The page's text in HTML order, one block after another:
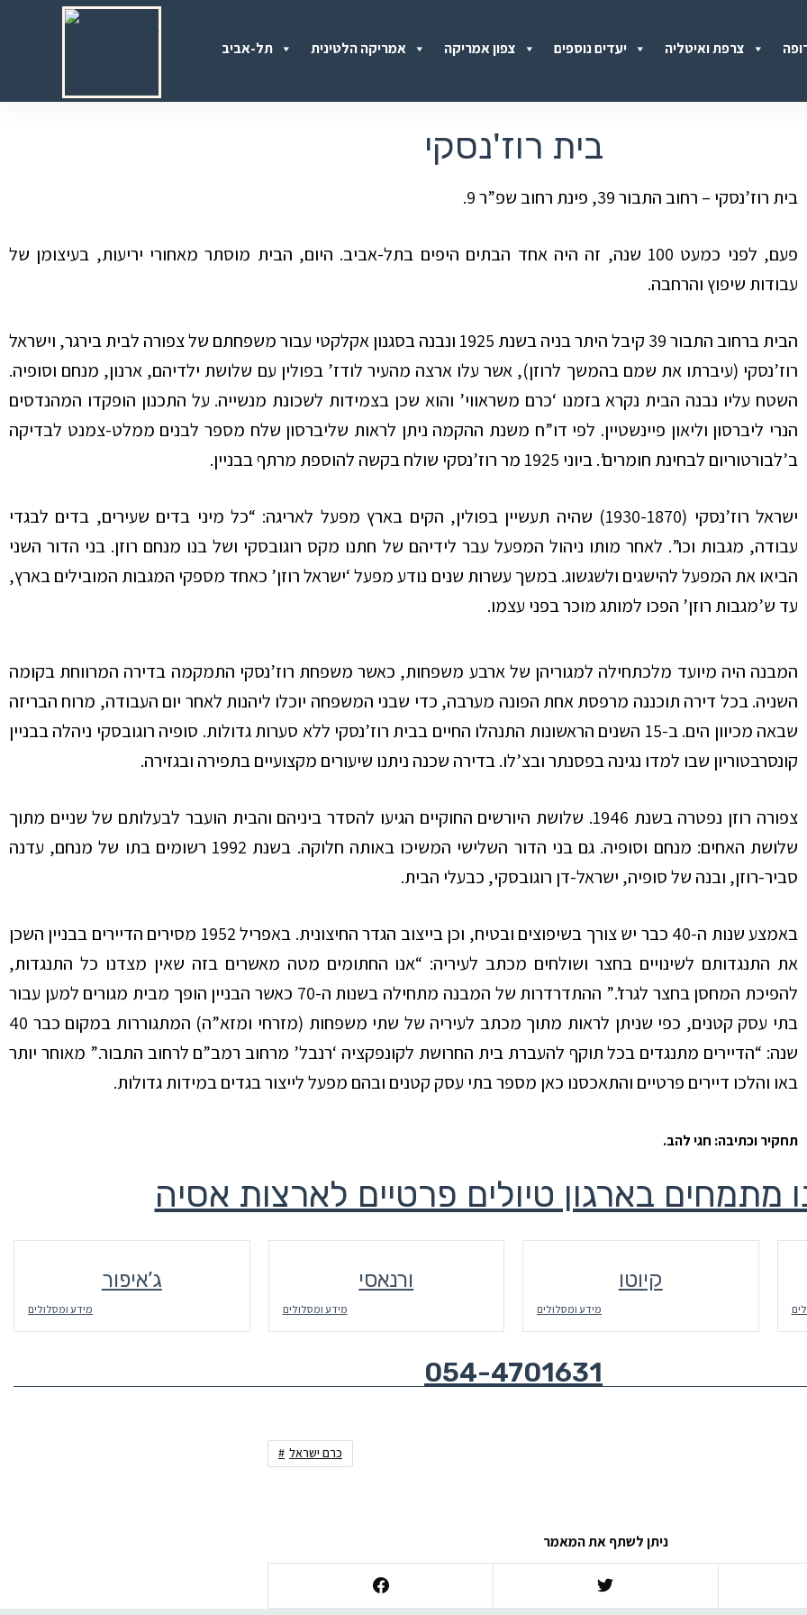
n
n
t
תל-אביב אמריקה הלטינית צפון אמריקה יעדים נוספים צרפת ואיטליה
בית רוז'נסקי
בית רוז’נסקי – רחוב התבור 39, פינת רחוב שפ”ר 9.
פעם, לפני כמעט 100 שנה, זה היה אחד הבתים היפים בתל-אביב. היום, הבית מוסתר מאחורי יריעות, בעיצומן של
עבודות שיפוץ והרחבה.
הבית ברחוב התבור 39 קיבל היתר בניה בשנת 1925 ונבנה בסגנון אקלקטי עבור משפחתם של צפורה לבית בירגר, וישראל
רוז’נסקי (עיברתו את שמם בהמשך לרוזן), אשר עלו ארצה מהעיר לודז’ בפולין עם שלושת ילדיהם, ארנון, מנחם וסופיה.
השטח עליו נבנה הבית נקרא בזמנו ‘כרם משראווי’ והוא שכן בצמידות לשכונת מנשייה. על התכנון הופקדו המהנדסים
הנרי ליברסון וליאון פיינשטיין. לפי דו”ח משנת ההקמה ניתן לראות שליברסון שלח מספר לבנים ממלט-צמנט לבדיקה
ב’לבורטוריום לבחינת חומרים’. ביוני 1925 מר רוז’נסקי שולח בקשה להוספת מרתף בבניין.
ישראל רוז’נסקי (1930-1870) שהיה תעשיין בפולין, הקים בארץ מפעל לאריגה: “כל מיני בדים שעירים, בדים לבגדי
עבודה, מגבות וכו”. לאחר מותו ניהול המפעל עבר לידיהם של חתנו מקס רוגובסקי ושל בנו מנחם רוזן. בני הדור השני
הביאו את המפעל להישגים ולשגשוג. במשך עשרות שנים נודע מפעל ‘ישראל רוזן’ כאחד מספקי המגבות המובילים בארץ,
עד ש’מגבות רוזן’ הפכו למותג מוכר בפני עצמו.
המבנה היה מיועד מלכתחילה למגוריהן של ארבע משפחות, כאשר משפחת רוז’נסקי התמקמה בדירה המרווחת בקומה
השניה. בכל דירה תוכננה מרפסת אחת הפונה מערבה, כדי שבני המשפחה יוכלו ליהנות לאחר יום העבודה, מרוח הבריזה
שבאה מכיוון הים. ב-15 השנים הראשונות התנהלו החיים בבית רוז’נסקי ללא סערות גדולות. סופיה רוגובסקי ניהלה בבניין
קונסרבטוריון שבו למדו נגינה בפסנתר ובצ’לו. בדירה שכנה ניתנו שיעורים מקצועיים בתפירה ובגזירה.
צפורה רוזן נפטרה בשנת 1946. שלושת היורשים החוקיים הגיעו להסדר ביניהם והבית הועבר לבעלותם של שניים מתוך
שלושת האחים: מנחם וסופיה. גם בני הדור השלישי המשיכו באותה חלוקה. בשנת 1992 רשומים בתו של מנחם, עדנה
סביר-רוזן, ובנה של סופיה, ישראל-דן רוגובסקי, כבעלי הבית.
באמצע שנות ה-40 כבר יש צורך בשיפוצים ובטיח, וכן בייצוב הגדר החיצונית. באפריל 1952 מסירים הדיירים בבניין השכן
את התנגדותם לשינויים בחצר ושולחים מכתב לעיריה: “אנו החתומים מטה מאשרים בזה שאין מצדנו כל התנגדות,
להפיכת המחסן בחצר לגרז’.” ההתדרדרות של המבנה מתחילה בשנות ה-70 כאשר הבניין הופך מבית מגורים למען עבור
בתי עסק קטנים, כפי שניתן לראות מתוך מכתב לעיריה של שתי משפחות (מזרחי ומזא”ה) המתגוררות במקום כבר 40
שנה: “הדיירים מתנגדים בכל תוקף להעברת בית החרושת לקונפקציה ‘רנבל’ מרחוב רמב”ם לרחוב התבור.” מאוחר יותר
באו והלכו דיירים פרטיים והתאכסנו כאן מספר בתי עסק קטנים ובהם מפעל לייצור בגדים במידות גדולות.
תחקיר וכתיבה: חגי להב.
מתמחים בארגון טיולים פרטיים לארצות אסיה
ג’איפור
מידע ומסלולים
ורנאסי
מידע ומסלולים
קיוטו
מידע ומסלולים
054-4701631
כרם ישראל
ניתן לשתף את המאמר